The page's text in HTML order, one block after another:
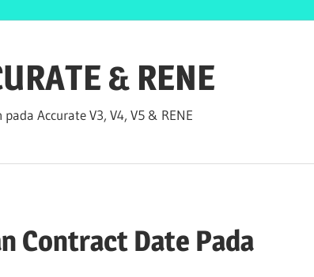
& RENE
Accurate V3, V4, V5 & RENE
Contract Date Pada